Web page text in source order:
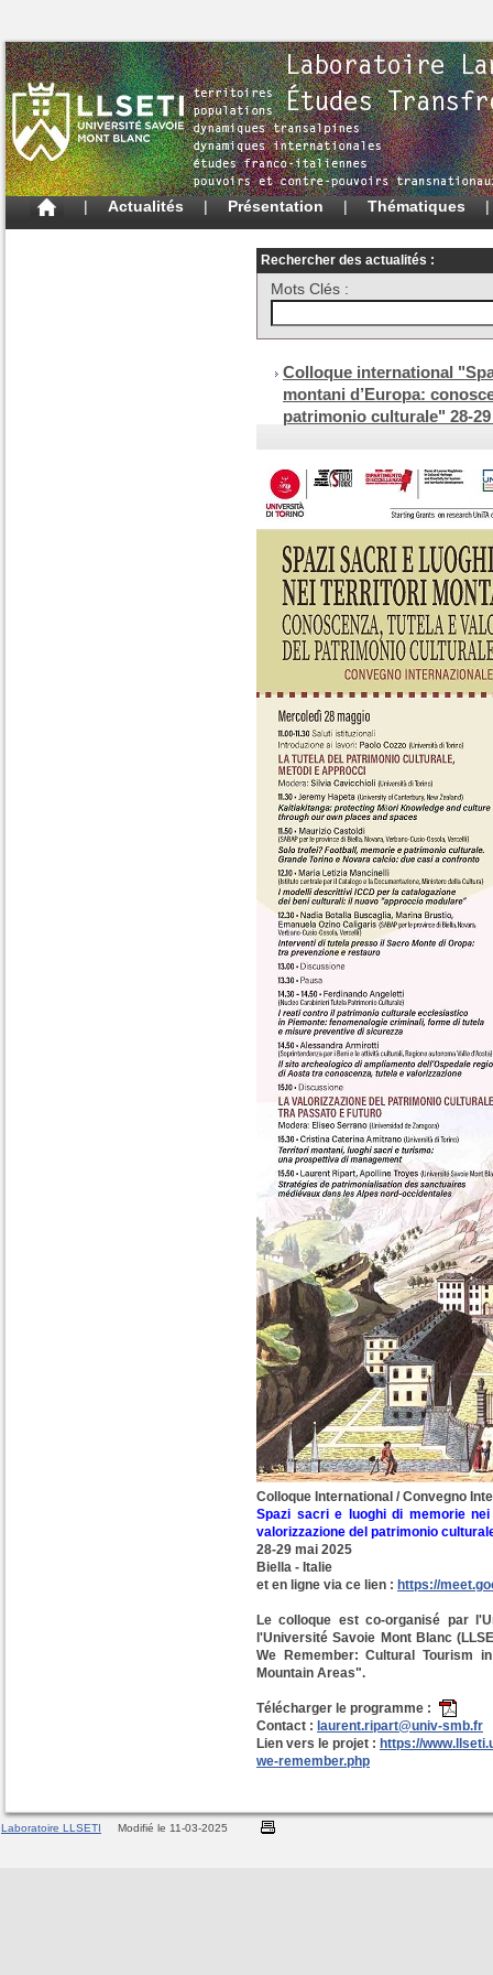
| Actualités | Présentation | Thématiques
Rechercher des actualités :
Mots Clés :
Colloque international
montani d’Europa:
patrimonio culturale" 28-
Colloque International / Convegno
Spazi sacri e luoghi di memorie
valorizzazione del patrimonio
28-29 mai 2025
Biella - Italie
et en ligne via ce lien : https://
Le colloque est co-organisé par
l'Université Savoie Mont Blanc
We Remember: Cultural Tourism
Mountain Areas".
Télécharger le programme :
Contact : laurent.ripart@univ-smb.fr
Lien vers le projet : https://
we-remember.php
Laboratoire LLSETI Modifié le 11-03-2025